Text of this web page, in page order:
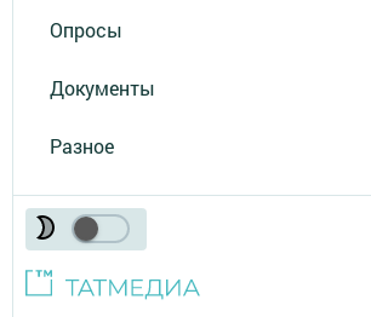
Опросы
Документы
Разное